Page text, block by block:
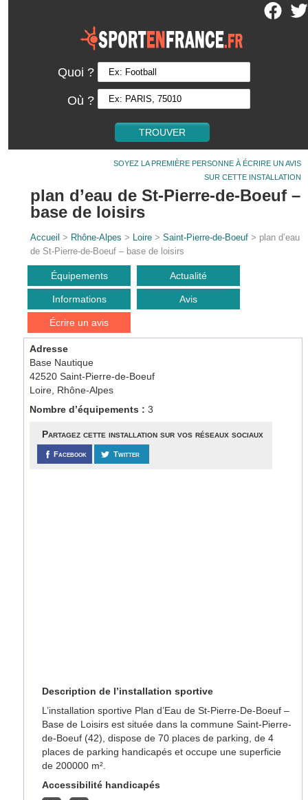
Quoi ?
Où ?
SOYEZ LA PREMIÈRE PERSONNE À ÉCRIRE UN AVIS
SUR CETTE INSTALLATION
plan d’eau de St-Pierre-de-Boeuf –
base de loisirs
Accueil > Rhône-Alpes > Loire >Saint-Pierre-de-Boeuf > plan d’eau
de St-Pierre-de-Boeuf – base de loisirs
Équipements Actualité
Informations Avis
Écrire un avis
Adresse
Base Nautique
42520 Saint-Pierre-de-Boeuf
Loire, Rhône-Alpes
Nombre d’équipements :3
Partagez cette installation sur vos réseaux sociaux
Facebook Twitter
Description de l’installation sportive
L’installation sportive Plan d’Eau de St-Pierre-De-Boeuf –
Base de Loisirs est située dans la commune Saint-Pierre-
de-Boeuf (42), dispose de 70 places de parking, de 4
places de parking handicapés et occupe une superficie
de 200000 m².
Accessibilité handicapés